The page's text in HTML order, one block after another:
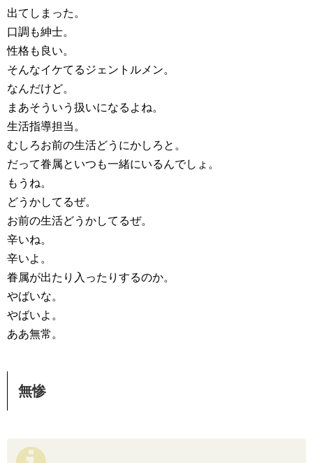
出てしまった。
口調も紳士。
性格も良い。
そんなイケてるジェントルメン。
なんだけど。
まあそういう扱いになるよね。
生活指導担当。
むしろお前の生活どうにかしろと。
だって眷属といつも一緒にいるんでしょ。
もうね。
どうかしてるぜ。
お前の生活どうかしてるぜ。
辛いね。
辛いよ。
眷属が出たり入ったりするのか。
やばいな。
やばいよ。
ああ無常。
無惨